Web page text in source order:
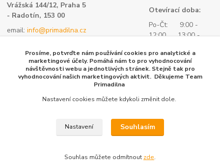
Vrážská 144/12, Praha 5
- Radotín, 153 00
email:info@primadilna.cz
- všeobecné informace
kontaktní formulář
+420 604 153 144 -
Otevírací doba:
Po-Čt: 9:00 -
12:00 13:00 -
Pá: 9:00 -
14:00
Copyright TrueTech s.r.o. 2025
Prosíme, potvrďte nám používání cookies pro analytické a
marketingové účely. Pomáhá nám to pro vyhodnocování
návštěvnosti webu a jednotlivých stránek. Stejně tak pro
vyhodnocování našich marketingových aktivit. Děkujeme Team
Primadilna
Nastavení cookies můžete kdykoli změnit dole.
Nastavení Souhlasím
Souhlas můžete odmítnout zde.